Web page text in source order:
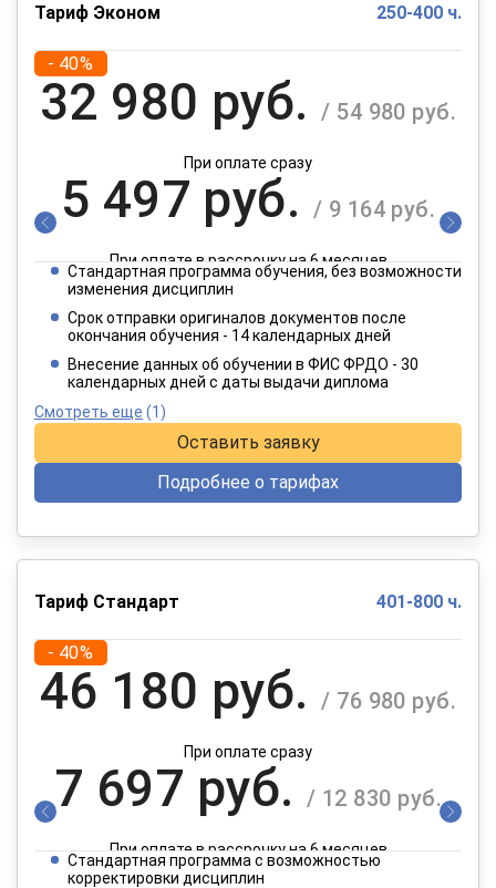
Тариф Эконом 250-400 ч.
- 40%
32 980 руб. / 54 980 руб.
При оплате сразу
5 497 руб. / 9 164 руб.
При оплате в рассрочку на 6 месяцев
2 749 руб.
При оплате в рассрочку на 12 месяцев
Стандартная программа обучения, без возможности
изменения дисциплин
Срок отправки оригиналов документов после
окончания обучения - 14 календарных дней
Внесение данных об обучении в ФИС ФРДО - 30
календарных дней с даты выдачи диплома
Смотреть еще (1)
Оставить заявку
Подробнее о тарифах
Тариф Стандарт 401-800 ч.
- 40%
46 180 руб. / 76 980 руб.
При оплате сразу
7 697 руб. / 12 830 руб.
При оплате в рассрочку на 6 месяцев
Стандартная программа с возможностью
корректировки дисциплин